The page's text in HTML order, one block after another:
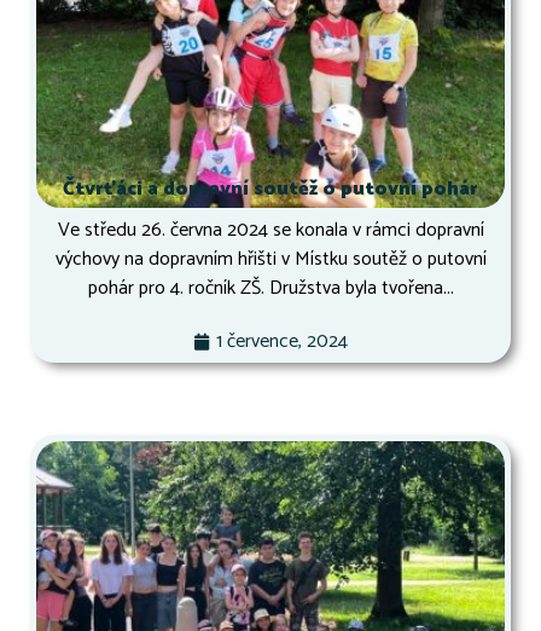
Čtvrťáci a dopravní soutěž o putovní pohár
Ve středu 26. června 2024 se konala v rámci dopravní
výchovy na dopravním hřišti v Místku soutěž o putovní
pohár pro 4. ročník ZŠ. Družstva byla tvořena...
1 července, 2024